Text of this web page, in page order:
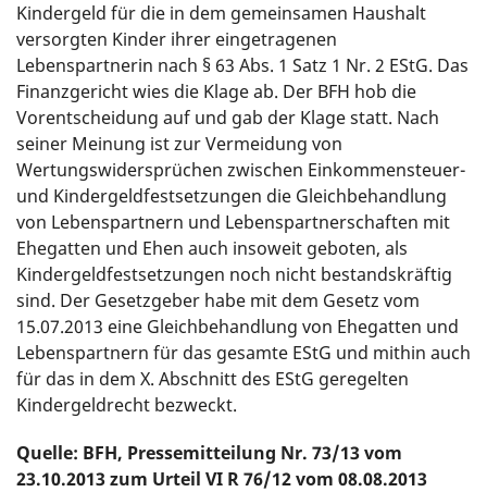
Kindergeld für die in dem gemeinsamen Haushalt
versorgten Kinder ihrer eingetragenen
Lebenspartnerin nach § 63 Abs. 1 Satz 1 Nr. 2 EStG. Das
Finanzgericht wies die Klage ab. Der BFH hob die
Vorentscheidung auf und gab der Klage statt. Nach
seiner Meinung ist zur Vermeidung von
Wertungswidersprüchen zwischen Einkommensteuer-
und Kindergeldfestsetzungen die Gleichbehandlung
von Lebenspartnern und Lebenspartnerschaften mit
Ehegatten und Ehen auch insoweit geboten, als
Kindergeldfestsetzungen noch nicht bestandskräftig
sind. Der Gesetzgeber habe mit dem Gesetz vom
15.07.2013 eine Gleichbehandlung von Ehegatten und
Lebenspartnern für das gesamte EStG und mithin auch
für das in dem X. Abschnitt des EStG geregelten
Kindergeldrecht bezweckt.
Quelle: BFH, Pressemitteilung Nr. 73/13 vom
23.10.2013 zum Urteil VI R 76/12 vom 08.08.2013